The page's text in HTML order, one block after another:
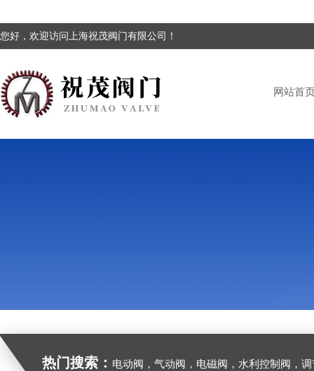
您好，欢迎访问上海祝茂阀门有限公司！
网站首
热门搜索： 电动阀，气动阀，电磁阀，水利控制阀，调节